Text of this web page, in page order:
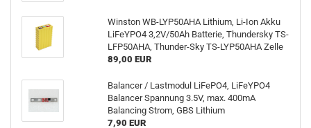
Winston WB-LYP50AHA Lithium, Li-Ion Akku
LiFeYPO4 3,2V/50Ah Batterie, Thundersky TS-
LFP50AHA, Thunder-Sky TS-LYP50AHA Zelle
89,00 EUR
Balancer / Lastmodul LiFePO4, LiFeYPO4
Balancer Spannung 3.5V, max. 400mA
Balancing Strom, GBS Lithium
7,90 EUR